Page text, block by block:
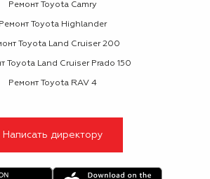
Ремонт Toyota Camry
Ремонт Toyota Highlander
Toyota Land Cruiser 200
Toyota Land Cruiser Prado 150
Ремонт Toyota RAV 4
Написать директору